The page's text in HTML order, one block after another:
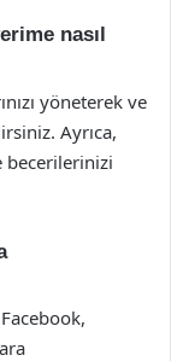
nasıl
yöneterek ve
Ayrıca,
becerilerinizi